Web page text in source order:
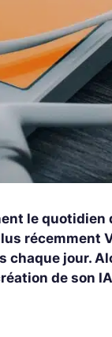
le
récemment
chaque jour.
de son